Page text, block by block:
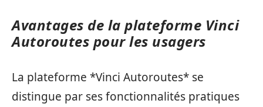
Avantages de la plateforme Vinci
Autoroutes pour les usagers
La plateforme *Vinci Autoroutes* se
distingue par ses fonctionnalités pratiques